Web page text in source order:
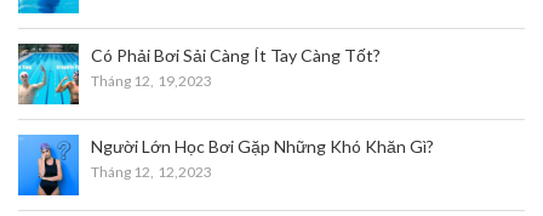
Có Phải Bơi Sải Càng Ít Tay Càng Tốt?
Tháng 12, 19,2023
Người Lớn Học Bơi Gặp Những Khó Khăn Gì?
Tháng 12, 12,2023